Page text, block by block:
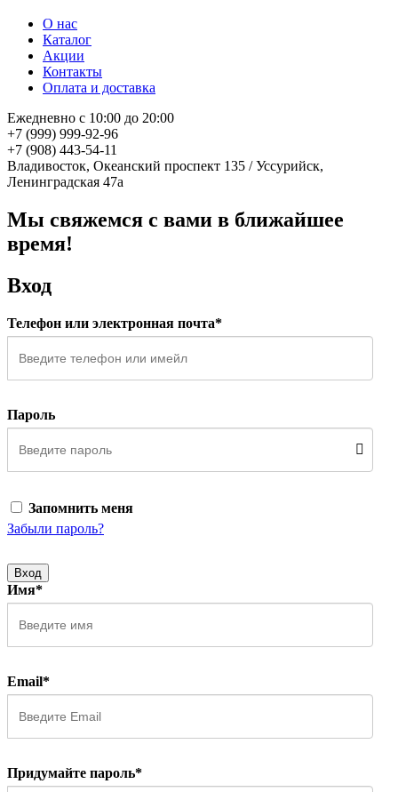
О нас
Каталог
Акции
Контакты
Оплата и доставка
Ежедневно с 10:00 до 20:00
+7 (999) 999-92-96
+7 (908) 443-54-11
Владивосток, Океанский проспект 135 / Уссурийск,
Ленинградская 47а
Мы свяжемся с вами в ближайшее
время!
Вход
Телефон или электронная почта*
Пароль
Запомнить меня
Забыли пароль?
Вход
Имя*
Email*
Придумайте пароль*